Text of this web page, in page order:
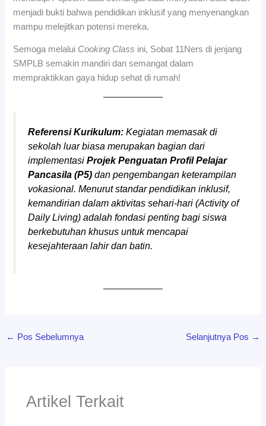
menjadi bukti bahwa pendidikan inklusif yang menyenangkan
mampu melejitkan potensi mereka.
Semoga melalui Cooking Class ini, Sobat 11Ners di jenjang
SMPLB semakin mandiri dan semangat dalam
mempraktikkan gaya hidup sehat di rumah!
Referensi Kurikulum: Kegiatan memasak di
sekolah luar biasa merupakan bagian dari
implementasiProjek Penguatan Profil Pelajar
Pancasila (P5) dan pengembangan keterampilan
vokasional. Menurut standar pendidikan inklusif,
kemandirian dalam aktivitas sehari-hari (Activity of
Daily Living) adalah fondasi penting bagi siswa
berkebutuhan khusus untuk mencapai
kesejahteraan lahir dan batin.
← Pos Sebelumnya Selanjutnya Pos →
Artikel Terkait